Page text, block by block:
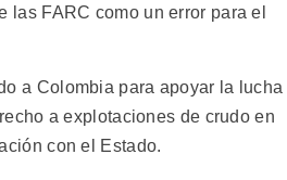
FARC como un error para el
a Colombia para apoyar la lucha
a explotaciones de crudo en
con el Estado.